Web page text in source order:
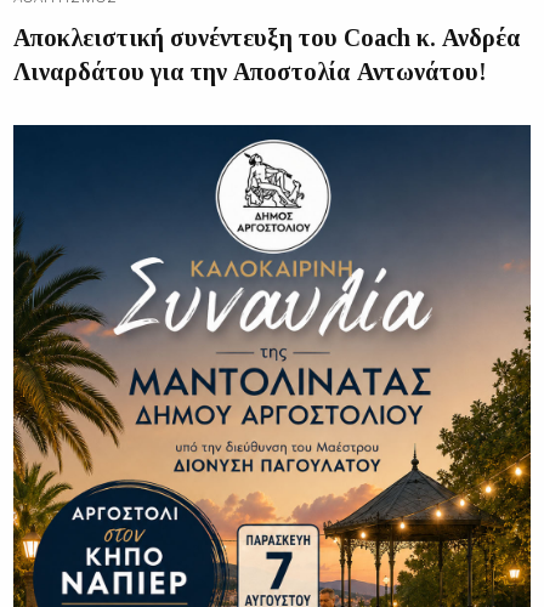
Αποκλειστική συνέντευξη του Coach κ. Ανδρέα
Λιναρδάτου για την Αποστολία Αντωνάτου!